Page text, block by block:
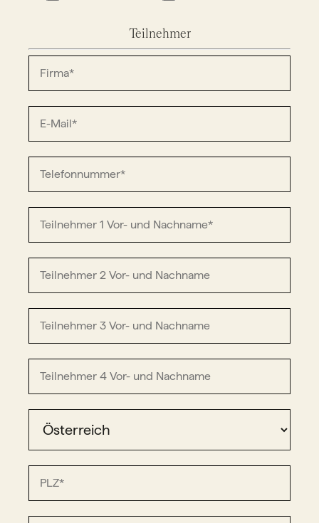
Teilnehmer